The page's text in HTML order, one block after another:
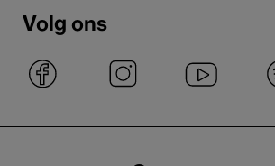
Volg ons